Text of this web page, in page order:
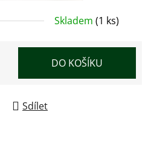
Skladem (1 ks)
DO KOŠÍKU
Sdílet